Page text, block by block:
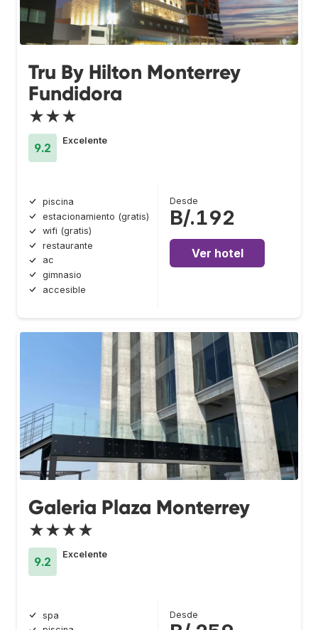
Tru By Hilton Monterrey
Fundidora
★★★
9.2
Excelente
piscina
estacionamiento (gratis)
wifi (gratis)
restaurante
ac
gimnasio
accesible
Desde
B/.192
Ver hotel
Galeria Plaza Monterrey
★★★★
9.2
Excelente
spa
Desde